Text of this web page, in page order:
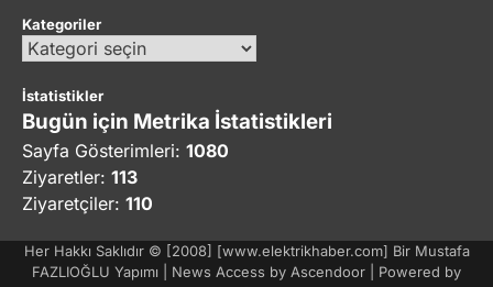
Kategoriler
Kategoriler
İstatistikler
Bugün için Metrika İstatistikleri
Sayfa Gösterimleri: 1080
Ziyaretler: 113
Ziyaretçiler: 110
Her Hakkı Saklıdır © [2008] [www.elektrikhaber.com] Bir Mustafa
FAZLIOĞLU Yapımı | News Access by Ascendoor | Powered by